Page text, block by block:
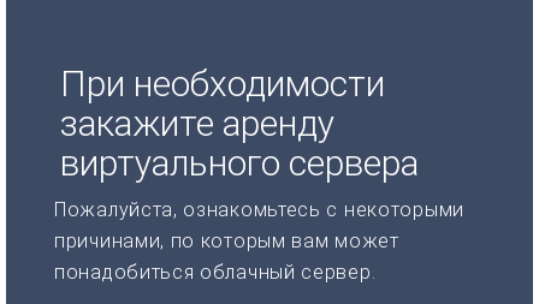
При необходимости
закажите аренду
виртуального сервера
Пожалуйста, ознакомьтесь с некоторыми
причинами, по которым вам может
понадобиться облачный сервер.